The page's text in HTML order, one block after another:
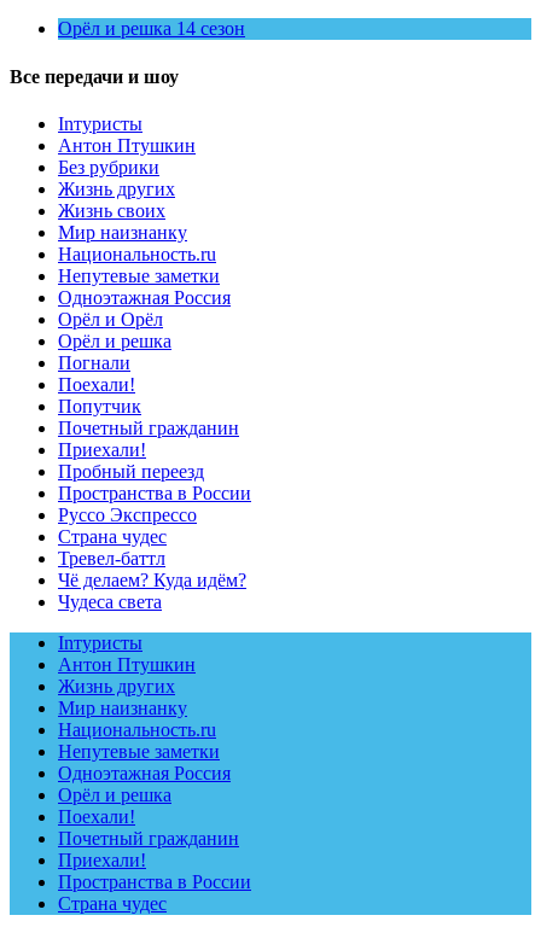
Орёл и решка 14 сезон
Все передачи и шоу
Inтуристы
Антон Птушкин
Без рубрики
Жизнь других
Жизнь своих
Мир наизнанку
Национальность.ru
Непутевые заметки
Одноэтажная Россия
Орёл и Орёл
Орёл и решка
Погнали
Поехали!
Попутчик
Почетный гражданин
Приехали!
Пробный переезд
Пространства в России
Руссо Экспрессо
Страна чудес
Тревел-баттл
Чё делаем? Куда идём?
Чудеса света
Inтуристы
Антон Птушкин
Жизнь других
Мир наизнанку
Национальность.ru
Непутевые заметки
Одноэтажная Россия
Орёл и решка
Поехали!
Почетный гражданин
Приехали!
Пространства в России
Страна чудес